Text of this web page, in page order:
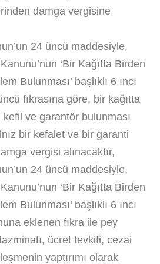
damga vergisine
24 üncü maddesiyle,
‘Bir Kağıtta Birden
Bulunması’ başlıklı 6 ıncı
fıkrasına göre, bir kağıtta
ve garantör bulunması
bir kefalet ve bir garanti
vergisi alınacaktır,
24 üncü maddesiyle,
‘Bir Kağıtta Birden
Bulunması’ başlıklı 6 ıncı
eklenen fıkra ile pey
ücret tevkifi, cezai
yaptırımı olarak